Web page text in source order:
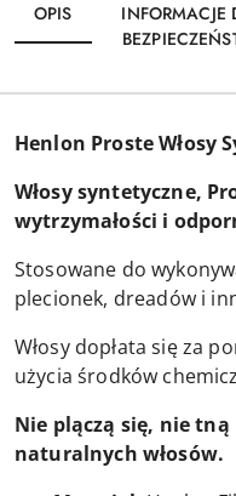
OPIS
INFORMACJE
Henlon Proste Włosy
Włosy syntetyczne,
wytrzymałości i
Stosowane do
plecionek, dreadów i
Włosy dopłata się za
użycia środków
Nie plączą się, nie
naturalnych włosów.